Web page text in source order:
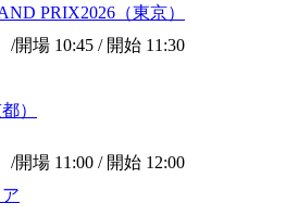
PRIX2026（東京）
/開場 10:45 / 開始 11:30
）
/開場 11:00 / 開始 12:00